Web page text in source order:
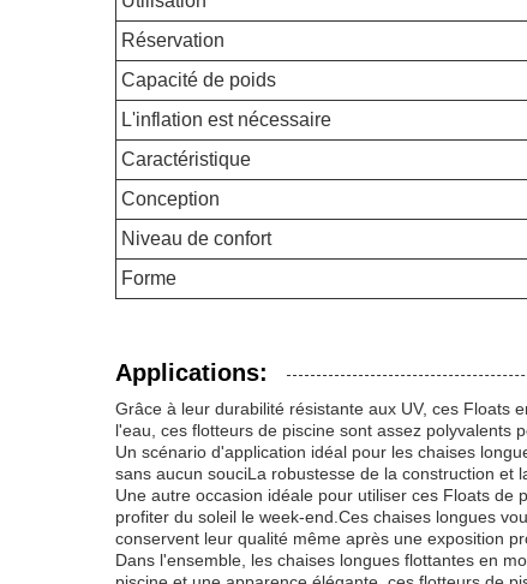
Réservation
Capacité de poids
L'inflation est nécessaire
Caractéristique
Conception
Niveau de confort
Forme
Applications:
Grâce à leur durabilité résistante aux UV, ces Floats
l'eau, ces flotteurs de piscine sont assez polyvalents
Un scénario d'application idéal pour les chaises
sans aucun souciLa robustesse de la construction et
Une autre occasion idéale pour utiliser ces Floats
profiter du soleil le week-end.Ces chaises longues
conservent leur qualité même après une exposition
Dans l'ensemble, les chaises longues flottantes en